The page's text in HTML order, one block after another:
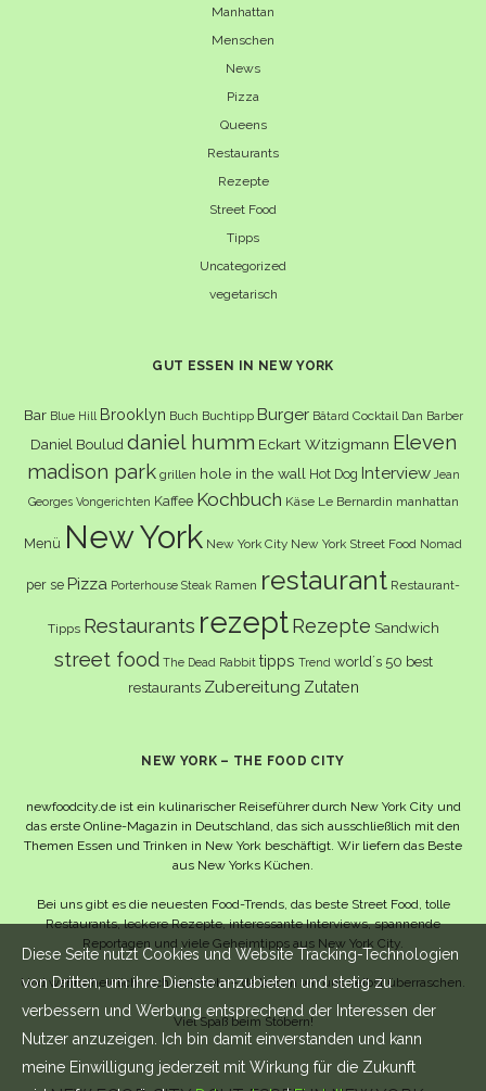
Manhattan
Menschen
News
Pizza
Queens
Restaurants
Rezepte
Street Food
Tipps
Uncategorized
vegetarisch
GUT ESSEN IN NEW YORK
Bar Blue Hill Brooklyn Buch Buchtipp Burger Bâtard Cocktail Dan Barber
Daniel Boulud daniel humm Eckart Witzigmann Eleven
madison park grillen hole in the wall Hot Dog Interview Jean
Georges Vongerichten Kaffee Kochbuch Käse Le Bernardin manhattan
Menü New York New York City New York Street Food Nomad
per se Pizza Porterhouse Steak Ramen restaurant Restaurant-
Tipps Restaurants rezept Rezepte Sandwich
street food The Dead Rabbit tipps Trend world´s 50 best
restaurants Zubereitung Zutaten
NEW YORK – THE FOOD CITY
newfoodcity.de ist ein kulinarischer Reiseführer durch New York City und
das erste Online-Magazin in Deutschland, das sich ausschließlich mit den
Themen Essen und Trinken in New York beschäftigt. Wir liefern das Beste
aus New Yorks Küchen.
Bei uns gibt es die neuesten Food-Trends, das beste Street Food, tolle
Restaurants, leckere Rezepte, interessante Interviews, spannende
Reportagen und viele Geheimtipps aus New York City.
Und wahrscheinlich noch viel mehr – da lassen wir uns selbst überraschen.
Viel Spaß beim Stöbern!
Diese Seite nutzt Cookies und Website Tracking-Technologien
von Dritten, um ihre Dienste anzubieten und stetig zu
verbessern und Werbung entsprechend der Interessen der
Nutzer anzuzeigen. Ich bin damit einverstanden und kann
meine Einwilligung jederzeit mit Wirkung für die Zukunft